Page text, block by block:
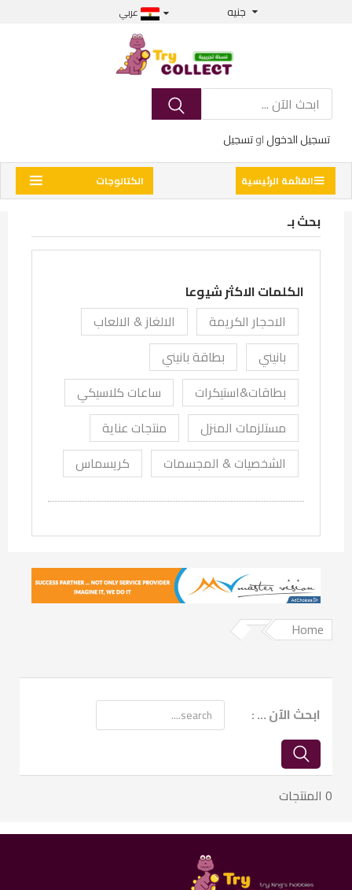
جنيه عربي
تسجيل الدخولاوتسجيل
الكتالوجات القائمة الرئيسية
بحث بـ
الكلمات الاكثر شيوعا
الاحجار الكريمة
الالغاز & الالعاب
بانيني
بطاقة بانيني
بطاقات&استيكرات
ساعات كلاسيكي
مستلزمات المنزل
منتجات عناية
الشخصيات & المجسمات
كريسماس
Home
ابحث الآن ... :
0 المنتجات